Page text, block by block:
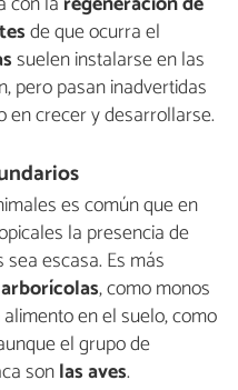
de que ocurra el
suelen instalarse en las
pero pasan inadvertidas
en crecer y desarrollarse.
es común que en
la presencia de
escasa. Es más
, como monos
en el suelo, como
el grupo de
sonlas aves.